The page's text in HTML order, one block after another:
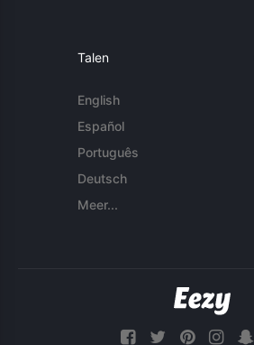
Talen
English
Español
Português
Deutsch
Meer...